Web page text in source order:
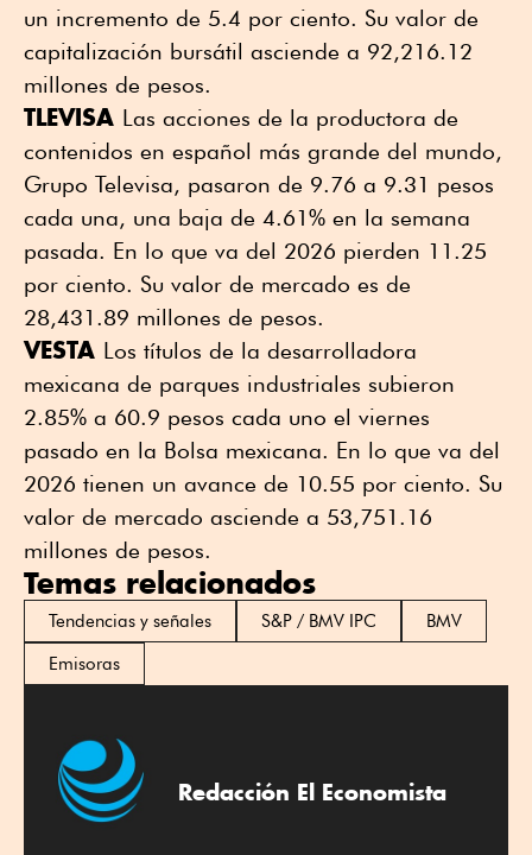
un incremento de 5.4 por ciento. Su valor de
capitalización bursátil asciende a 92,216.12
millones de pesos.
TLEVISA Las acciones de la productora de
contenidos en español más grande del mundo,
Grupo Televisa, pasaron de 9.76 a 9.31 pesos
cada una, una baja de 4.61% en la semana
pasada. En lo que va del 2026 pierden 11.25
por ciento. Su valor de mercado es de
28,431.89 millones de pesos.
VESTA Los títulos de la desarrolladora
mexicana de parques industriales subieron
2.85% a 60.9 pesos cada uno el viernes
pasado en la Bolsa mexicana. En lo que va del
2026 tienen un avance de 10.55 por ciento. Su
valor de mercado asciende a 53,751.16
millones de pesos.
Temas relacionados
Tendencias y señales S&P / BMV IPC
BMV
Emisoras
Redacción El Economista